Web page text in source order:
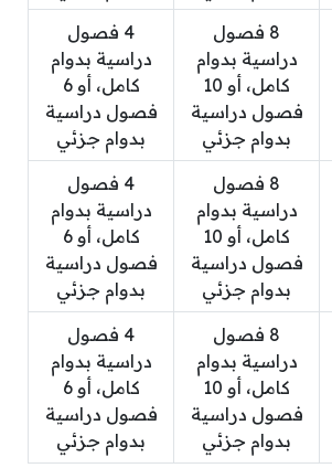
8 فصول
دراسية بدوام
كامل، أو 10
فصول دراسية
بدوام جزئي
4 فصول
دراسية بدوام
كامل، أو 6
فصول دراسية
بدوام جزئي
8 فصول
دراسية بدوام
كامل، أو 10
فصول دراسية
بدوام جزئي
4 فصول
دراسية بدوام
كامل، أو 6
فصول دراسية
بدوام جزئي
8 فصول
دراسية بدوام
كامل، أو 10
فصول دراسية
بدوام جزئي
4 فصول
دراسية بدوام
كامل، أو 6
فصول دراسية
بدوام جزئي